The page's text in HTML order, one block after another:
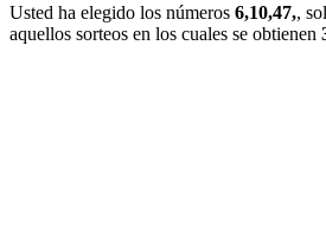
Usted ha elegido los números 6,10,47,,
aquellos sorteos en los cuales se obtienen